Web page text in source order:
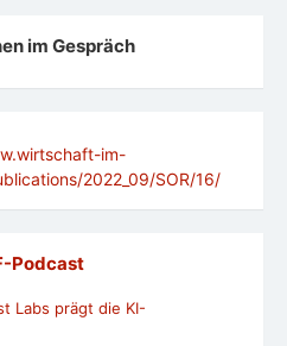
im Gespräch
im-
2022_09/SOR/16/
Podcast
Labs prägt die KI-